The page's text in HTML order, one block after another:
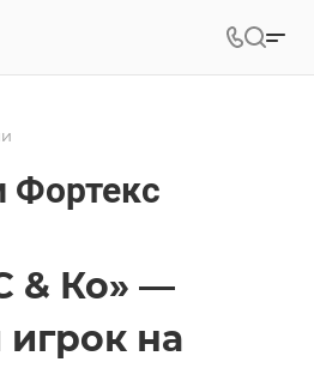
Фортекс
& Ко» —
на